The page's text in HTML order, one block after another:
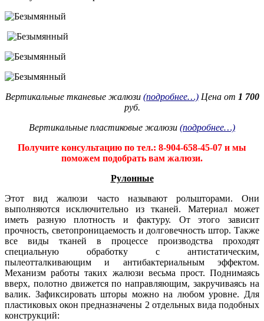
Вертикальные тканевые жалюзи (подробнее…) Цена от 1 700
руб.
Вертикальные пластиковые жалюзи (подробнее…)
Получите консультацию по тел.: 8-904-658-45-07 и мы
поможем подобрать вам жалюзи.
Рулонные
Этот вид жалюзи часто называют рольшторами. Они
выполняются исключительно из тканей. Материал может
иметь разную плотность и фактуру. От этого зависит
прочность, светопроницаемость и долговечность штор. Также
все виды тканей в процессе производства проходят
специальную обработку с антистатическим,
пылеотталкивающим и антибактериальным эффектом.
Механизм работы таких жалюзи весьма прост. Поднимаясь
вверх, полотно движется по направляющим, закручиваясь на
валик. Зафиксировать шторы можно на любом уровне. Для
пластиковых окон предназначены 2 отдельных вида подобных
конструкций: